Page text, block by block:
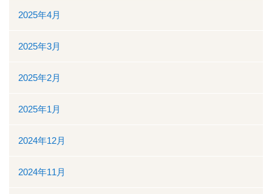
放射線科部
リハビリテーション課
訪問看護ステーション・居宅介護支援事業所
医事課
臨床工学課
地域医療連携
2025年4月
2025年3月
2025年2月
2025年1月
2024年12月
2024年11月